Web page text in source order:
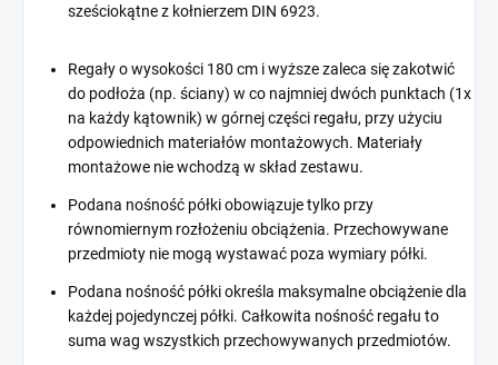
sześciokątne z kołnierzem DIN 6923.
Regały o wysokości 180 cm i wyższe zaleca się zakotwić
do podłoża (np. ściany) w co najmniej dwóch punktach (1x
na każdy kątownik) w górnej części regału, przy użyciu
odpowiednich materiałów montażowych. Materiały
montażowe nie wchodzą w skład zestawu.
Podana nośność półki obowiązuje tylko przy
równomiernym rozłożeniu obciążenia. Przechowywane
przedmioty nie mogą wystawać poza wymiary półki.
Podana nośność półki określa maksymalne obciążenie dla
każdej pojedynczej półki. Całkowita nośność regału to
suma wag wszystkich przechowywanych przedmiotów.